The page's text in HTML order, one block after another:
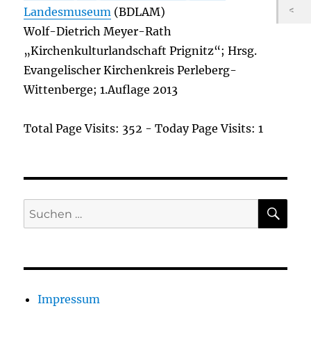
Landesmuseum (BDLAM)
Wolf-Dietrich Meyer-Rath
„Kirchenkulturlandschaft Prignitz“; Hrsg.
Evangelischer Kirchenkreis Perleberg-
Wittenberge; 1.Auflage 2013
Total Page Visits: 352 - Today Page Visits: 1
Suchen
nach:
Impressum